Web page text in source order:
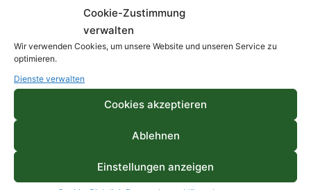
Cookie-Zustimmung
verwalten
Wir verwenden Cookies, um unsere Website und unseren Service zu
optimieren.
Dienste verwalten
Cookies akzeptieren
Ablehnen
Einstellungen anzeigen
jährigen Bestehen der Emscherschule im Jahre 2011
statt. Inzwischen kann er auf eine Reihe von tollen
Auftritten innerhalb des Schullebens der Emscherschule
verweisen. Beim „Tag der offenen Tür“, beim
Frühlingsfest und zuletzt beim Marktfest 2014. Aber
auch außerhalb der Schule, z.B. beim Maibaumsetzen
auf dem Willi-Brandt-Platz, beim Bürgerfest im Ostviertel
und bei der Kids-Parade 2014 im Gruga-Park konnten
die Zirkuskinder der Emscherschule ihr Publikum